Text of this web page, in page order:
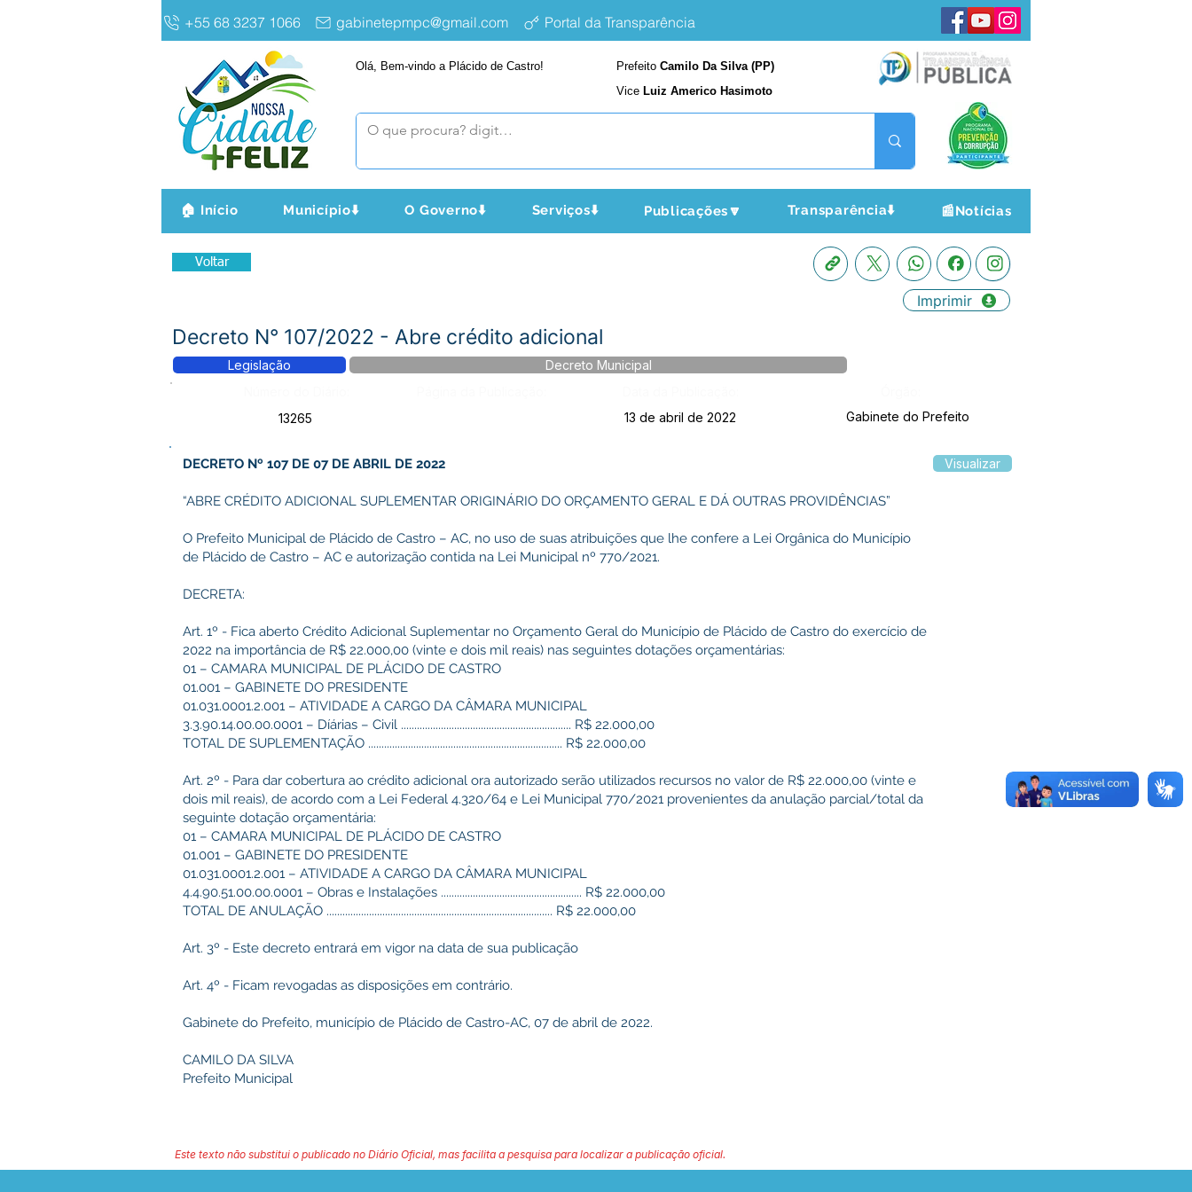
+55 68 3237 1066 gabinetepmpc@gmail.com Portal da Transparência
Olá, Bem-vindo a Plácido de Castro! Prefeito Camilo Da Silva (PP)
Vice Luiz Americo Hasimoto
🏠 Início Município⬇️ O Governo⬇️ Serviços⬇️ Publicações🔽 Transparência⬇️ 📰Notícias
Voltar
Imprimir
Decreto N° 107/2022 - Abre crédito adicional
Legislação
Decreto Municipal
13265
13 de abril de 2022 Gabinete do Prefeito
DECRETO Nº 107 DE 07 DE ABRIL DE 2022
“ABRE CRÉDITO ADICIONAL SUPLEMENTAR ORIGINÁRIO DO ORÇAMENTO GERAL E DÁ OUTRAS PROVIDÊNCIAS”
O Prefeito Municipal de Plácido de Castro – AC, no uso de suas atribuições que lhe confere a Lei Orgânica do Município
de Plácido de Castro – AC e autorização contida na Lei Municipal nº 770/2021.
DECRETA:
Art. 1º - Fica aberto Crédito Adicional Suplementar no Orçamento Geral do Município de Plácido de Castro do exercício de
2022 na importância de R$ 22.000,00 (vinte e dois mil reais) nas seguintes dotações orçamentárias:
01 – CAMARA MUNICIPAL DE PLÁCIDO DE CASTRO
01.001 – GABINETE DO PRESIDENTE
01.031.0001.2.001 – ATIVIDADE A CARGO DA CÂMARA MUNICIPAL
3.3.90.14.00.00.0001 – Díárias – Civil ................................................................ R$ 22.000,00
TOTAL DE SUPLEMENTAÇÃO ......................................................................... R$ 22.000,00
Art. 2º - Para dar cobertura ao crédito adicional ora autorizado serão utilizados recursos no valor de R$ 22.000,00 (vinte e
dois mil reais), de acordo com a Lei Federal 4.320/64 e Lei Municipal 770/2021 provenientes da anulação parcial/total da
seguinte dotação orçamentária:
01 – CAMARA MUNICIPAL DE PLÁCIDO DE CASTRO
01.001 – GABINETE DO PRESIDENTE
01.031.0001.2.001 – ATIVIDADE A CARGO DA CÂMARA MUNICIPAL
4.4.90.51.00.00.0001 – Obras e Instalações ..................................................... R$ 22.000,00
TOTAL DE ANULAÇÃO ..................................................................................... R$ 22.000,00
Art. 3º - Este decreto entrará em vigor na data de sua publicação
Art. 4º - Ficam revogadas as disposições em contrário.
Gabinete do Prefeito, município de Plácido de Castro-AC, 07 de abril de 2022.
CAMILO DA SILVA
Prefeito Municipal
Visualizar
Este texto não substitui o publicado no Diário Oficial, mas facilita a pesquisa para localizar a publicação oficial.